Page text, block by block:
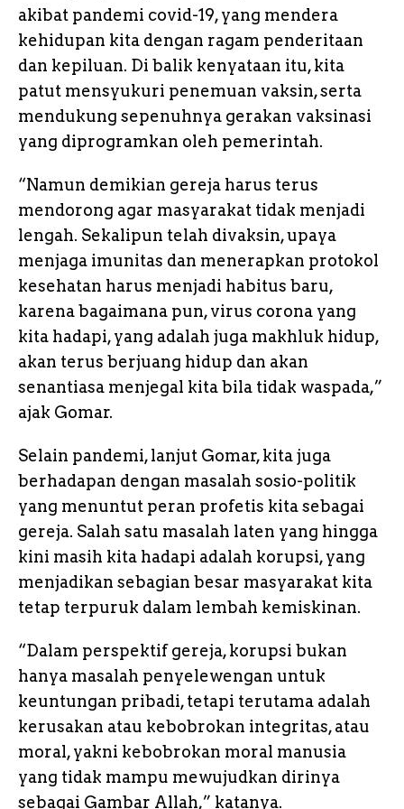
akibat pandemi covid-19, yang mendera
kehidupan kita dengan ragam penderitaan
dan kepiluan. Di balik kenyataan itu, kita
patut mensyukuri penemuan vaksin, serta
mendukung sepenuhnya gerakan vaksinasi
yang diprogramkan oleh pemerintah.
“Namun demikian gereja harus terus
mendorong agar masyarakat tidak menjadi
lengah. Sekalipun telah divaksin, upaya
menjaga imunitas dan menerapkan protokol
kesehatan harus menjadi habitus baru,
karena bagaimana pun, virus corona yang
kita hadapi, yang adalah juga makhluk hidup,
akan terus berjuang hidup dan akan
senantiasa menjegal kita bila tidak waspada,”
ajak Gomar.
Selain pandemi, lanjut Gomar, kita juga
berhadapan dengan masalah sosio-politik
yang menuntut peran profetis kita sebagai
gereja. Salah satu masalah laten yang hingga
kini masih kita hadapi adalah korupsi, yang
menjadikan sebagian besar masyarakat kita
tetap terpuruk dalam lembah kemiskinan.
“Dalam perspektif gereja, korupsi bukan
hanya masalah penyelewengan untuk
keuntungan pribadi, tetapi terutama adalah
kerusakan atau kebobrokan integritas, atau
moral, yakni kebobrokan moral manusia
yang tidak mampu mewujudkan dirinya
sebagai Gambar Allah,” katanya.